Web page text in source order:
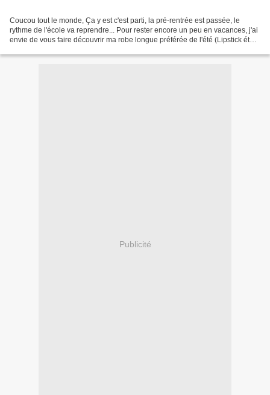
Coucou tout le monde, Ça y est c'est parti, la pré-rentrée est passée, le
rythme de l'école va reprendre... Pour rester encore un peu en vacances, j'ai
envie de vous faire découvrir ma robe longue préférée de l'été (Lipstick étant
Publicité